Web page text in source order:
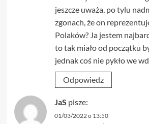
jeszcze uważa, po tylu
zgonach, że on
Polaków? Ja jestem
to tak miało od początku
jednak coś nie pykło we
Odpowiedz
JaS pisze:
01/03/2022 o 13:50